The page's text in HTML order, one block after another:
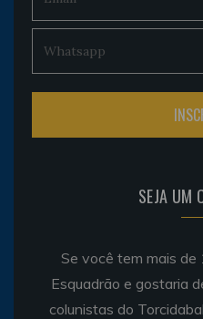
SEJA UM
Se você tem mais de
Esquadrão e gostaria
colunistas do